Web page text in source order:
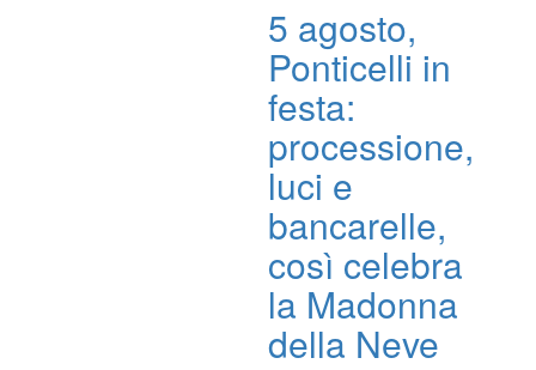
5 agosto,
Ponticelli in
festa:
processione,
luci e
bancarelle,
così celebra
la Madonna
della Neve